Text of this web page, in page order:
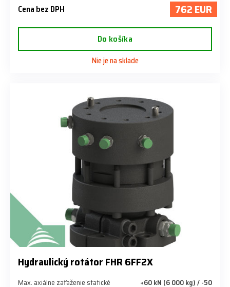
Cena bez DPH 762 EUR
Do košíka
Nie je na sklade
Hydraulický rotátor FHR 6FF2X
Max. axiálne zaťaženie statické +60 kN (6 000 kg) / -50